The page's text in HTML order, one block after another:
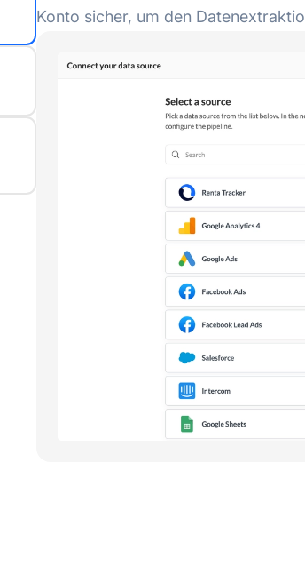
Konto sicher, um den